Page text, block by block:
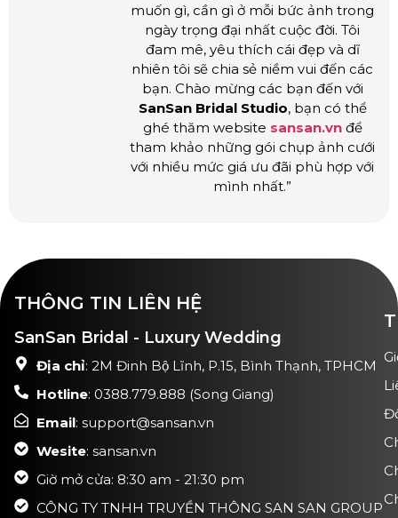
muốn gì, cần gì ở mỗi bức ảnh trong
ngày trọng đại nhất cuộc đời. Tôi
đam mê, yêu thích cái đẹp và dĩ
nhiên tôi sẽ chia sẻ niềm vui đến các
bạn. Chào mừng các bạn đến với
SanSan Bridal Studio, bạn có thể
ghé thăm website sansan.vnđể
tham khảo những gói chụp ảnh cưới
với nhiều mức giá ưu đãi phù hợp với
mình nhất.”
THÔNG TIN LIÊN HỆ
SanSan Bridal - Luxury Wedding
Địa chỉ: 2M Đinh Bộ Lĩnh, P.15, Bình Thạnh, TPHCM
Hotline: 0388.779.888 (Song Giang)
Email: support@sansan.vn
Wesite: sansan.vn
Giờ mở cửa: 8:30 am - 21:30 pm
CÔNG TY TNHH TRUYỀN THÔNG SAN SAN GROUP